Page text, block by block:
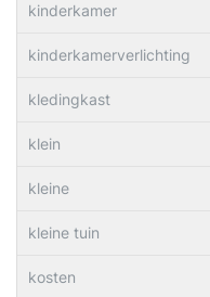
kinderkamer
kinderkamerverlichting
kledingkast
klein
kleine
kleine tuin
kosten